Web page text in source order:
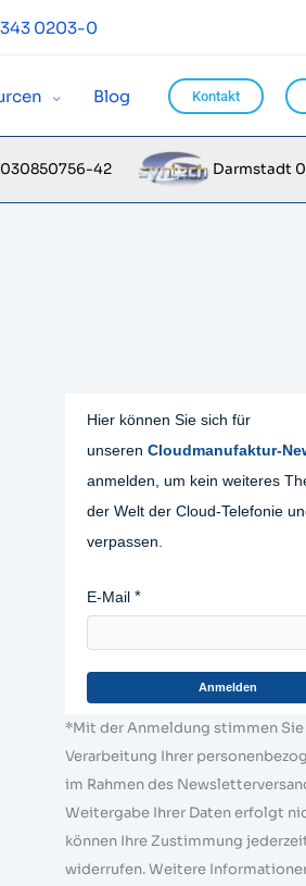
343 0203-0
Blog Kontakt
42 Darmstadt
Hier können Sie sich für
unseren Cloudmanufaktur-
anmelden, um kein weiteres
der Welt der Cloud-Telefonie
verpassen.
E-Mail
Anmelden
*Mit der Anmeldung stimmen
Verarbeitung Ihrer
im Rahmen des
Weitergabe Ihrer Daten erfolgt
können Ihre Zustimmung
widerrufen. Weitere